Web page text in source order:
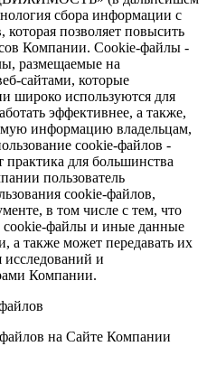
сбора информации с
позволяет повысить
Компании. Сookie-файлы -
размещаемые на
сайтами, которые
широко используются для
эффективнее, а также,
информацию владельцам,
cookie-файлов -
для большинства
пользователь
cookie-файлов,
в том числе с тем, что
cookie-файлы и иные данные
а также может передавать их
исследований и
Компании.
на Сайте Компании